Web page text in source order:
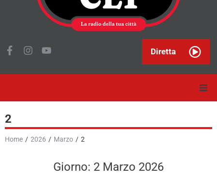
Diretta
2
Home / 2026 / Marzo / 2
Giorno: 2 Marzo 2026